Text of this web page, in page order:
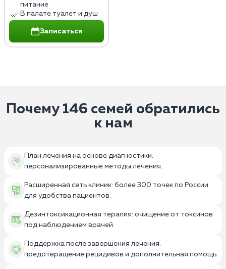
питание
В палате туалет и душ
Записаться
Почему 146 семей обратились
к нам
План лечения на основе диагностики:
персонализированные методы лечения.
Расширенная сеть клиник: более 300 точек по России
для удобства пациентов.
Дезинтоксикационная терапия: очищение от токсинов
под наблюдением врачей.
Поддержка после завершения лечения:
предотвращение рецидивов и дополнительная помощь.